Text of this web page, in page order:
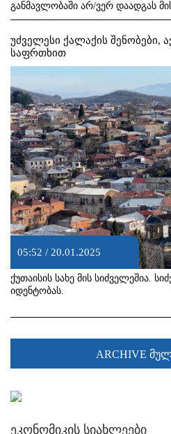
განმავლობაში არ/ვერ დაადგას
უძველესი ქალაქის შენობები,
საფრთხით
05:52 / 20.01.2025
ქუთაისის სახე მის სიძველეშია.
იდენტობას.
ARCHIVE
ეკონომიკის სიახლეები